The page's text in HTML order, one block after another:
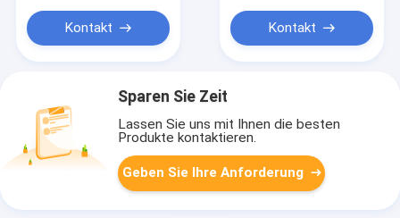
Kontakt Kontakt
Sparen Sie Zeit
Lassen Sie uns mit Ihnen die besten
Produkte kontaktieren.
Geben Sie Ihre Anforderung